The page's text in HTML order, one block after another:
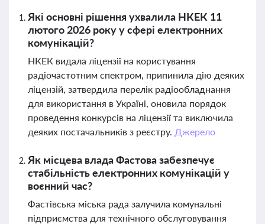
Які основні рішення ухвалила НКЕК 11
лютого 2026 року у сфері електронних
комунікацій?
НКЕК видала ліцензії на користування
радіочастотним спектром, припинила дію деяких
ліцензій, затвердила перелік радіообладнання
для використання в Україні, оновила порядок
проведення конкурсів на ліцензії та виключила
деяких постачальників з реєстру. Джерело
Як місцева влада Фастова забезпечує
стабільність електронних комунікацій у
воєнний час?
Фастівська міська рада залучила комунальні
підприємства для технічного обслуговування